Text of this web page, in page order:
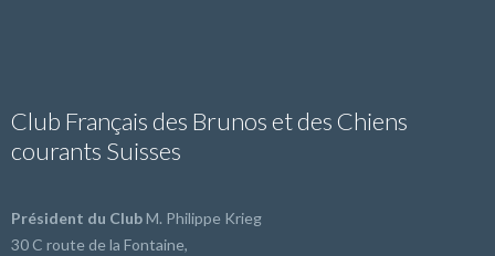
Club Français des Brunos et des Chiens
courants Suisses
Président du ClubM. Philippe Krieg
30 C route de la Fontaine,